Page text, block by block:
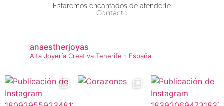
Estaremos encantados de atenderle
Contacto
anaestherjoyas
Alta Joyería Creativa Tenerife - España